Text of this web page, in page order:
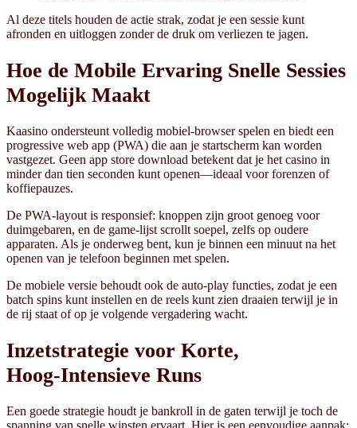
Al deze titels houden de actie strak, zodat je een sessie kunt
afronden en uitloggen zonder de druk om verliezen te jagen.
Hoe de Mobile Ervaring Snelle Sessies
Mogelijk Maakt
Kaasino ondersteunt volledig mobiel-browser spelen en biedt een
progressive web app (PWA) die aan je startscherm kan worden
vastgezet. Geen app store download betekent dat je het casino in
minder dan tien seconden kunt openen—ideaal voor forenzen of
koffiepauzes.
De PWA-layout is responsief: knoppen zijn groot genoeg voor
duimgebaren, en de game-lijst scrollt soepel, zelfs op oudere
apparaten. Als je onderweg bent, kun je binnen een minuut na het
openen van je telefoon beginnen met spelen.
De mobiele versie behoudt ook de auto‑play functies, zodat je een
batch spins kunt instellen en de reels kunt zien draaien terwijl je in
de rij staat of op je volgende vergadering wacht.
Inzetstrategie voor Korte,
Hoog‑Intensieve Runs
Een goede strategie houdt je bankroll in de gaten terwijl je toch de